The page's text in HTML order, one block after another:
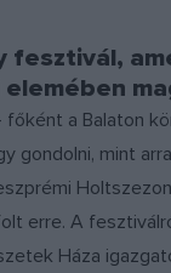
fesztivál,
a Balaton
gondolni, mint
erre. A
Háza